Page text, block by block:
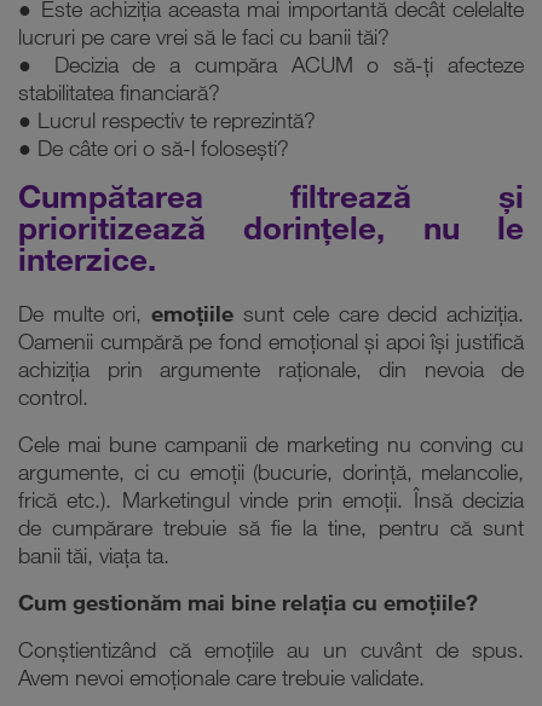
● Este achiziția aceasta mai importantă decât celelalte
lucruri pe care vrei să le faci cu banii tăi?
● Decizia de a cumpăra ACUM o să-ți afecteze
stabilitatea financiară?
● Lucrul respectiv te reprezintă?
● De câte ori o să-l folosești?
Cumpătarea filtrează și
prioritizează dorințele, nu le
interzice.
De multe ori, emoțiile sunt cele care decid achiziția.
Oamenii cumpără pe fond emoțional și apoi își justifică
achiziția prin argumente raționale, din nevoia de
control.
Cele mai bune campanii de marketing nu conving cu
argumente, ci cu emoții (bucurie, dorință, melancolie,
frică etc.). Marketingul vinde prin emoții. Însă decizia
de cumpărare trebuie să fie la tine, pentru că sunt
banii tăi, viața ta.
Cum gestionăm mai bine relația cu emoțiile?
Conștientizând că emoțiile au un cuvânt de spus.
Avem nevoi emoționale care trebuie validate.